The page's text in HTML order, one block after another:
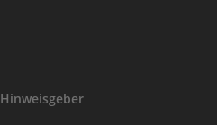
Hinweisgeber